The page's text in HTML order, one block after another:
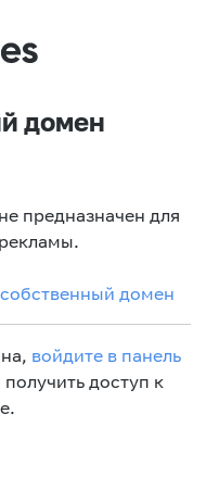
домен
предназначен для
домен
войдите в панель
доступ к